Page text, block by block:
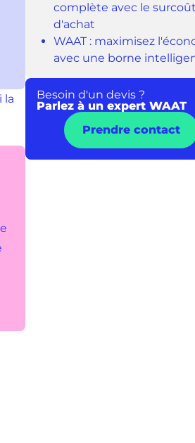
la
complète avec le surcoût
d'achat
WAAT : maximisez
avec une borne
Besoin d'un devis ?
Parlez à un expert WAAT
Prendre contact